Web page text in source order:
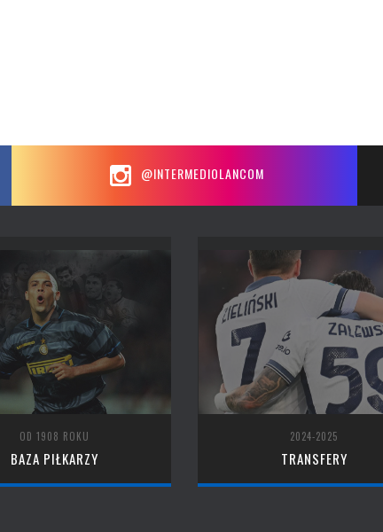
@INTERMEDIOLANCOM
OD 1908 ROKU
BAZA PIŁKARZY
2024-2025
TRANSFERY